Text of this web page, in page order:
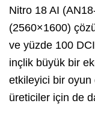
Nitro 18 AI
(2560×1600)
ve yüzde 100
inçlik büyük bir
etkileyici bir
üreticiler için de